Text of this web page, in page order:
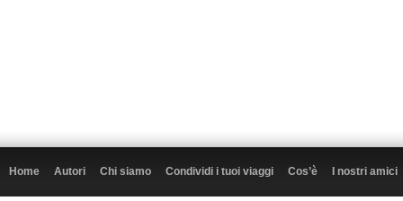
Home Autori Chi siamo Condividi i tuoi viaggi Cos’è I nostri amici